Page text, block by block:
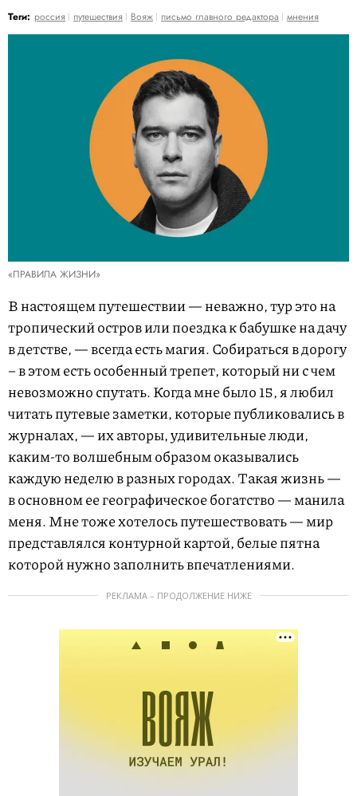
Теги: россия путешествия Вояж письмо главного редактора мнения
«ПРАВИЛА ЖИЗНИ»
В настоящем путешествии — неважно, тур это на
тропический остров или поездка к бабушке на дачу
в детстве, — всегда есть магия. Собираться в дорогу
– в этом есть особенный трепет, который ни с чем
невозможно спутать. Когда мне было 15, я любил
читать путевые заметки, которые публиковались в
журналах, — их авторы, удивительные люди,
каким-то волшебным образом оказывались
каждую неделю в разных городах. Такая жизнь —
в основном ее географическое богатство — манила
меня. Мне тоже хотелось путешествовать — мир
представлялся контурной картой, белые пятна
которой нужно заполнить впечатлениями.
РЕКЛАМА – ПРОДОЛЖЕНИЕ НИЖЕ